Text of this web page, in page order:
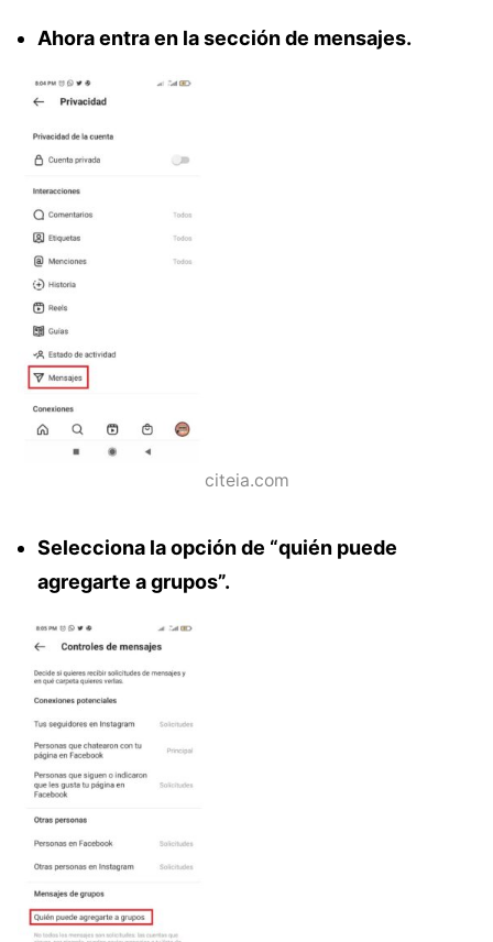
Ahora entra en la sección de mensajes.
citeia.com
Selecciona la opción de “quién puede
agregarte a grupos”.